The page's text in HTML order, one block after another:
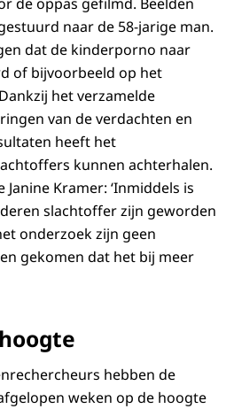
naar de 58-jarige man.
dat de kinderporno naar
of bijvoorbeeld op het
het verzamelde
van de verdachten en
heeft het
kunnen achterhalen.
Kramer: ‘Inmiddels is
slachtoffer zijn geworden
onderzoek zijn geen
gekomen dat het bij meer
hebben de
weken op de hoogte